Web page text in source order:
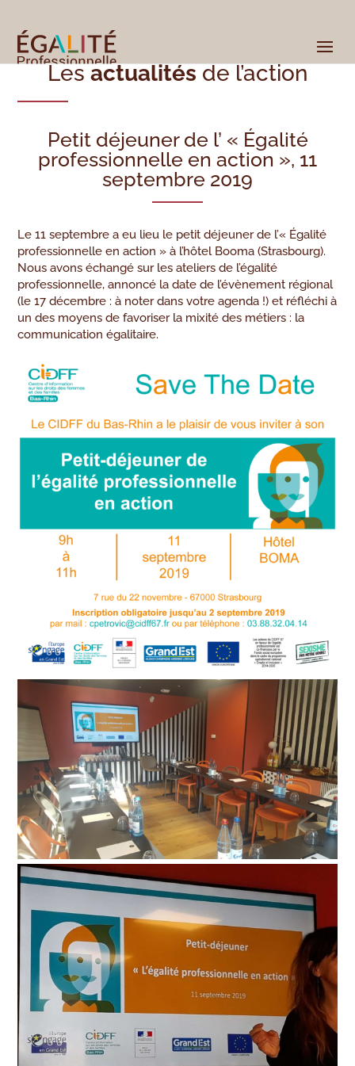
Lesactualitésde l’action
Petit déjeuner de l’ « Égalité
professionnelle en action », 11
septembre 2019
Le 11 septembre a eu lieu le petit déjeuner de l’« Égalité
professionnelle en action » à l’hôtel Booma (Strasbourg).
Nous avons échangé sur les ateliers de l’égalité
professionnelle, annoncé la date de l’évènement régional
(le 17 décembre : à noter dans votre agenda !) et réfléchi à
un des moyens de favoriser la mixité des métiers : la
communication égalitaire.